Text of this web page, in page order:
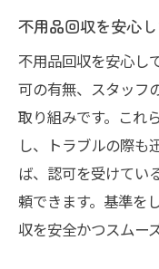
不用品回
買取対応
不用品回
港区で買
不用品回
買取も可能
不用品回収を安心
不用品回収を安心し
可の有無、スタッフ
取り組みです。これ
し、トラブルの際も
ば、認可を受けてい
頼できます。基準を
収を安全かつスムー